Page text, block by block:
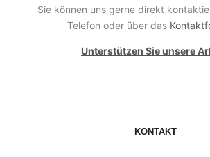
Sie können uns gerne direkt
Telefon oder über das
Unterstützen Sie unsere
KONTAKT